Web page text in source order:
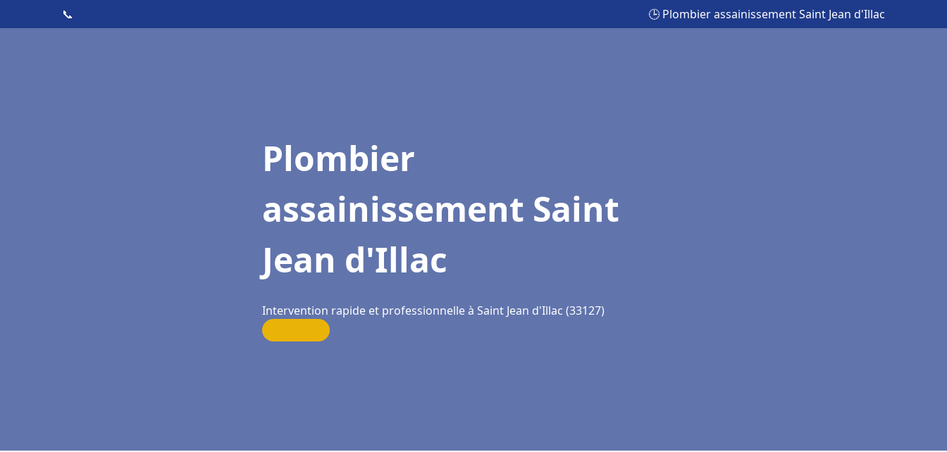
📞 🕒 Plombier assainissement Saint Jean d'Illac
Plombier
assainissement Saint
Jean d'Illac
Intervention rapide et professionnelle à Saint Jean d'Illac (33127)